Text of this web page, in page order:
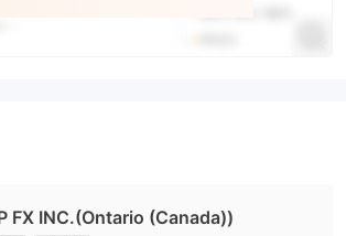
FX INC.(Ontario (Canada))